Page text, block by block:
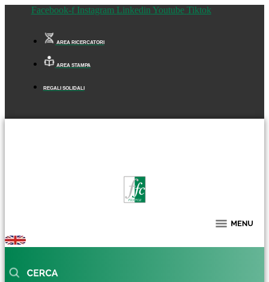
Facebook-f Instagram Linkedin Youtube Tiktok
AREA RICERCATORI
AREA STAMPA
REGALI SOLIDALI